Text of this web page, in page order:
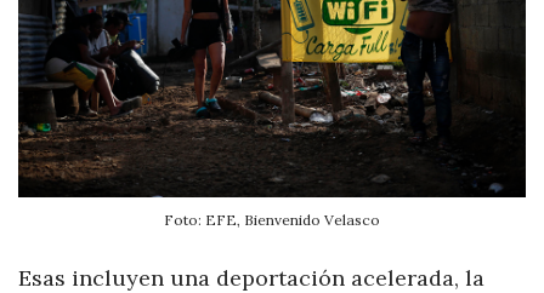
Foto: EFE, Bienvenido Velasco
Esas incluyen una deportación acelerada, la